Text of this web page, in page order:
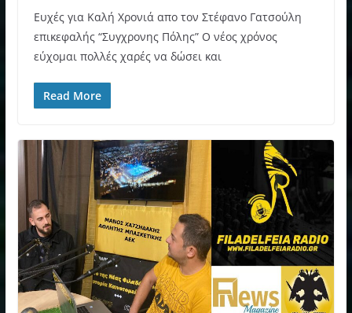
Ευχές για Καλή Χρονιά απο τον Στέφανο Γατσούλη
επικεφαλής “Συγχρονης Πόλης” Ο νέος χρόνος
εύχομαι πολλές χαρές να δώσει και
Read More